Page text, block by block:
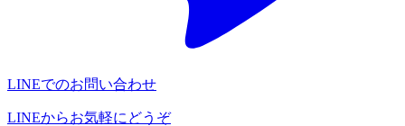
LINEでのお問い合わせ
LINEからお気軽にどうぞ